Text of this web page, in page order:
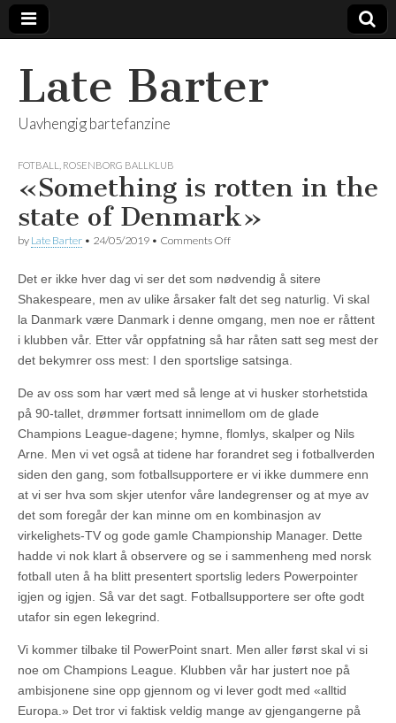
Late Barter
Uavhengig bartefanzine
FOTBALL ROSENBORG BALLKLUB
«Something is rotten in the
state of Denmark»
by Late Barter • 24/05/2019 • Comments Offon
rotten
in
state
of
Denmark»
Det er ikke hver dag vi ser det som nødvendig å sitere
Shakespeare, men av ulike årsaker falt det seg naturlig. Vi skal
la Danmark være Danmark i denne omgang, men noe er råttent
i klubben vår. Etter vår oppfatning så har råten satt seg mest der
det bekymrer oss mest: I den sportslige satsinga.
De av oss som har vært med så lenge at vi husker storhetstida
på 90-tallet, drømmer fortsatt innimellom om de glade
Champions League-dagene; hymne, flomlys, skalper og Nils
Arne. Men vi vet også at tidene har forandret seg i fotballverden
siden den gang, som fotballsupportere er vi ikke dummere enn
at vi ser hva som skjer utenfor våre landegrenser og at mye av
det som foregår der kan minne om en kombinasjon av
virkelighets-TV og gode gamle Championship Manager. Dette
hadde vi nok klart å observere og se i sammenheng med norsk
fotball uten å ha blitt presentert sportslig leders Powerpointer
igjen og igjen. Så var det sagt. Fotballsupportere ser ofte godt
utafor sin egen lekegrind.
Vi kommer tilbake til PowerPoint snart. Men aller først skal vi si
noe om Champions League. Klubben vår har justert noe på
ambisjonene sine opp gjennom og vi lever godt med «alltid
Europa.» Det tror vi faktisk veldig mange av gjengangerne på